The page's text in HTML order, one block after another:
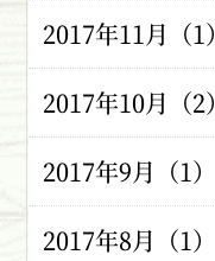
2017年11月（1）
2017年10月（2）
2017年9月（1）
2017年8月（1）